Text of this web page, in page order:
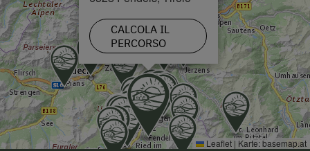
CALCOLA IL
PERCORSO
Leaflet | Karte:basemap.at